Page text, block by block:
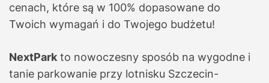
cenach, które są w 100% dopasowane do
Twoich wymagań i do Twojego budżetu!
NextPark to nowoczesny sposób na wygodne i
tanie parkowanie przy lotnisku Szczecin-